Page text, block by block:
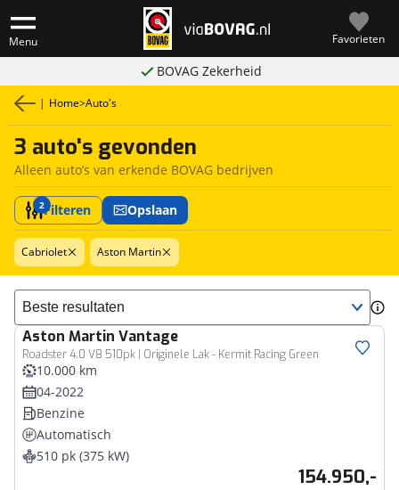
Menu Favorieten
BOVAG Zekerheid
| Home>Auto's
3 auto's gevonden
Alleen auto’s van erkende BOVAG bedrijven
2Filteren Opslaan
Cabriolet Aston Martin
Sorteer resultaten
Aston Martin Vantage
Roadster 4.0 V8 510pk | Originele Lak - Kermit Racing Green
10.000 km
04-2022
Benzine
Automatisch
510 pk (375 kW)
154.950,-